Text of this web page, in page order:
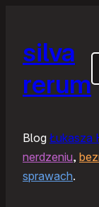
silva
rerum
Blog Łukasza
nerdzeniu,
sprawach.